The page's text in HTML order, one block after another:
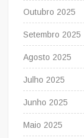
Outubro 2025
Setembro 2025
Agosto 2025
Julho 2025
Junho 2025
Maio 2025